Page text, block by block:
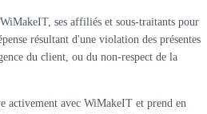
ses affiliés et sous-traitants pour
résultant d'une violation des présentes
du client, ou du non-respect de la
activement avec WiMakeIT et prend en